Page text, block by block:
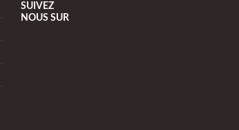
SUIVEZ
NOUS SUR